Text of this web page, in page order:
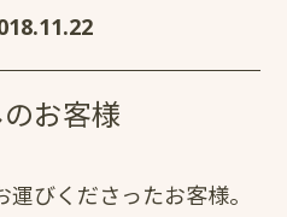
お客様
びくださったお客様。